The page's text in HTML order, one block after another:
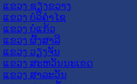
ແຂວງ ຊຽງຂວາງ
ແຂວງ ບໍລິຄໍາໄຊ
ແຂວງ ບໍ່ແກ້ວ
ແຂວງ ຜົ້ງສາລີ
ແຂວງ ວຽງຈັນ
ແຂວງ ສະຫວັນນະເຂດ
ແຂວງ ສາລະວັນ